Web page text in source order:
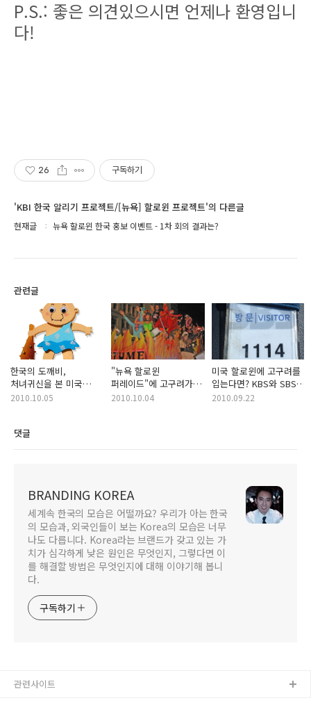
P.S.: 좋은 의견있으시면 언제나 환영입니
다!
26 구독하기
'KBI 한국 알리기 프로젝트/[뉴욕] 할로윈 프로젝트'의 다른글
현재글 뉴욕 할로윈 한국 홍보 이벤트 - 1차 회의 결과는?
관련글
한국의 도깨비,
처녀귀신을 본 미국
어린이들의 반응은?
2010.10.05
"뉴욕 할로윈
퍼레이드"에 고구려가
등장!
2010.10.04
미국 할로윈에 고구려를
입는다면? KBS와 SBS
방문기
2010.09.22
댓글
BRANDING KOREA
세계속 한국의 모습은 어떨까요? 우리가 아는 한국
의 모습과, 외국인들이 보는 Korea의 모습은 너무
나도 다릅니다. Korea라는 브랜드가 갖고 있는 가
치가 심각하게 낮은 원인은 무엇인지, 그렇다면 이
를 해결할 방법은 무엇인지에 대해 이야기해 봅니
다.
구독하기
관련사이트